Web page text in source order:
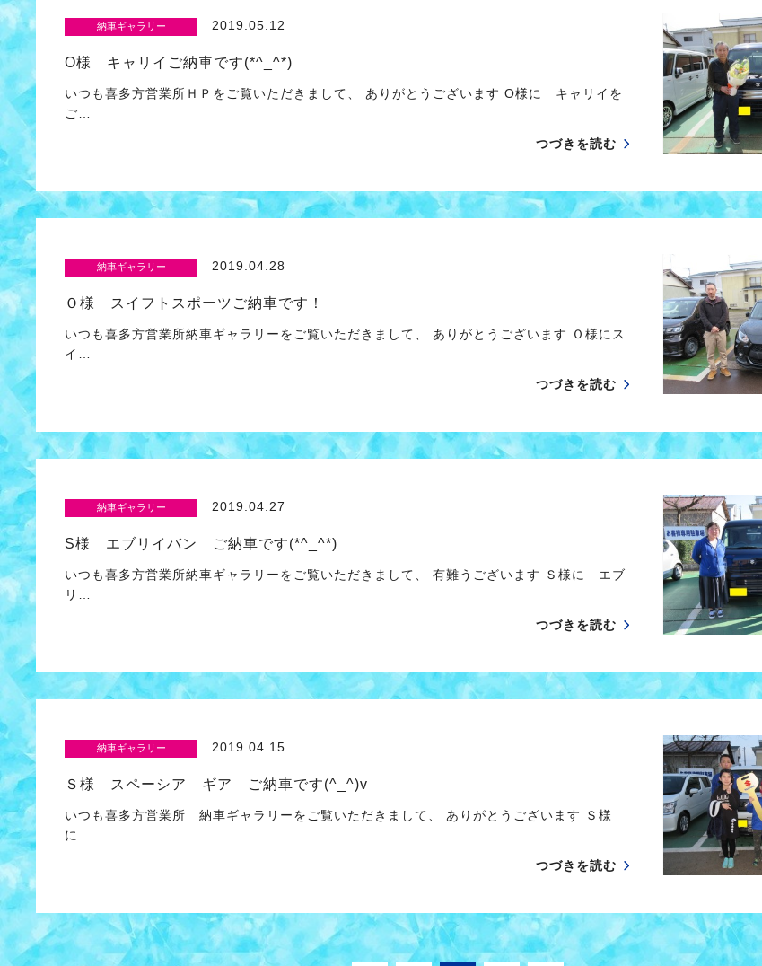
納車ギャラリー 2019.05.12
O様 キャリイご納車です(*^_^*)
いつも喜多方営業所ＨＰをご覧いただきまして、 ありがとうございます O様に キャリイを
ご…
つづきを読む
納車ギャラリー 2019.04.28
Ｏ様 スイフトスポーツご納車です！
いつも喜多方営業所納車ギャラリーをご覧いただきまして、 ありがとうございます Ｏ様にス
イ…
つづきを読む
納車ギャラリー 2019.04.27
S様 エブリイバン ご納車です(*^_^*)
いつも喜多方営業所納車ギャラリーをご覧いただきまして、 有難うございます Ｓ様に エブ
リ…
つづきを読む
納車ギャラリー 2019.04.15
Ｓ様 スペーシア ギア ご納車です(^_^)v
いつも喜多方営業所 納車ギャラリーをご覧いただきまして、 ありがとうございます Ｓ様
に …
つづきを読む